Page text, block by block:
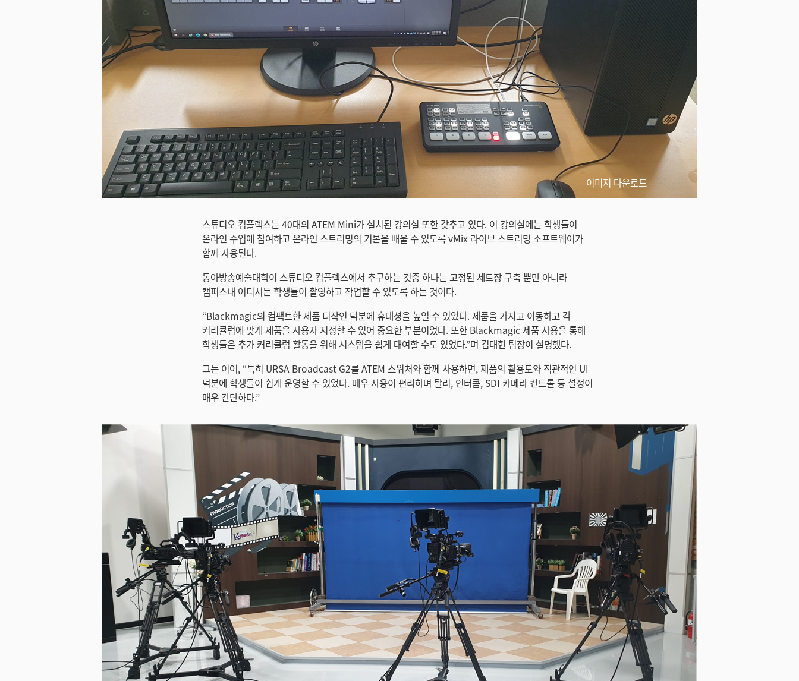
이미지 다운로드
스튜디오 컴플렉스는 40대의 ATEM Mini가 설치된 강의실 또한 갖추고 있다. 이 강의실에는 학생들이
온라인 수업에 참여하고 온라인 스트리밍의 기본을 배울 수 있도록 vMix 라이브 스트리밍 소프트웨어가
함께 사용된다.
동아방송예술대학이 스튜디오 컴플렉스에서 추구하는 것중 하나는 고정된 세트장 구축 뿐만 아니라
캠퍼스내 어디서든 학생들이 촬영하고 작업할 수 있도록 하는 것이다.
“Blackmagic의 컴팩트한 제품 디작인 덕분에 휴대셩을 높일 수 있었다. 제품을 가지고 이동하고 각
커리큘럼에 맞게 제품을 사용자 지정할 수 있어 중요한 부분이었다. 또한 Blackmagic 제품 사용을 통해
학생들은 추가 커리큘럼 활동을 위해 시스템을 쉽게 대여할 수도 있었다.”며 김대현 팀장이 설명했다.
그는 이어, “특히 URSA Broadcast G2를 ATEM 스위처와 함께 사용하면, 제품의 활용도와 직관적인 UI
덕분에 학생들이 쉽게 운영할 수 있었다. 매우 사용이 편리하며 탈리, 인터콤, SDI 카메라 컨트롤 등 설정이
매우 간단하다.”